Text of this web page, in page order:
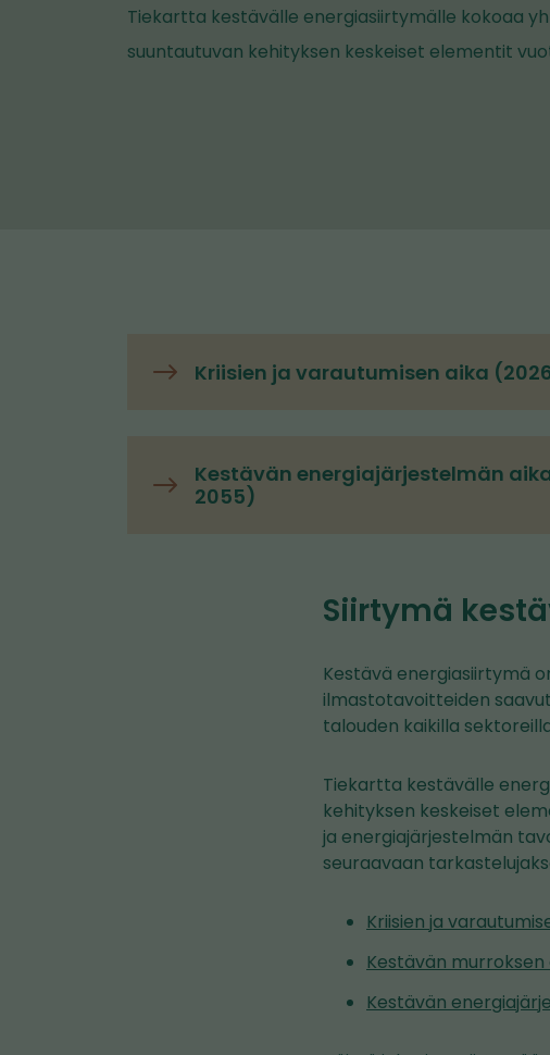
Tiekartta kestävälle energiasiirtymälle kokoaa
suuntautuvan kehityksen keskeiset elementit
Kriisien ja varautumisen aika
Kestävän energiajärjestelmän
2055)
Siirtymä
Kestävä energiasiirtymä
ilmastotavoitteiden
talouden kaikilla
Tiekartta kestävälle
kehityksen keskeiset
ja energiajärjestelmän
seuraavaan
Kriisien ja
Kestävän
Kestävän